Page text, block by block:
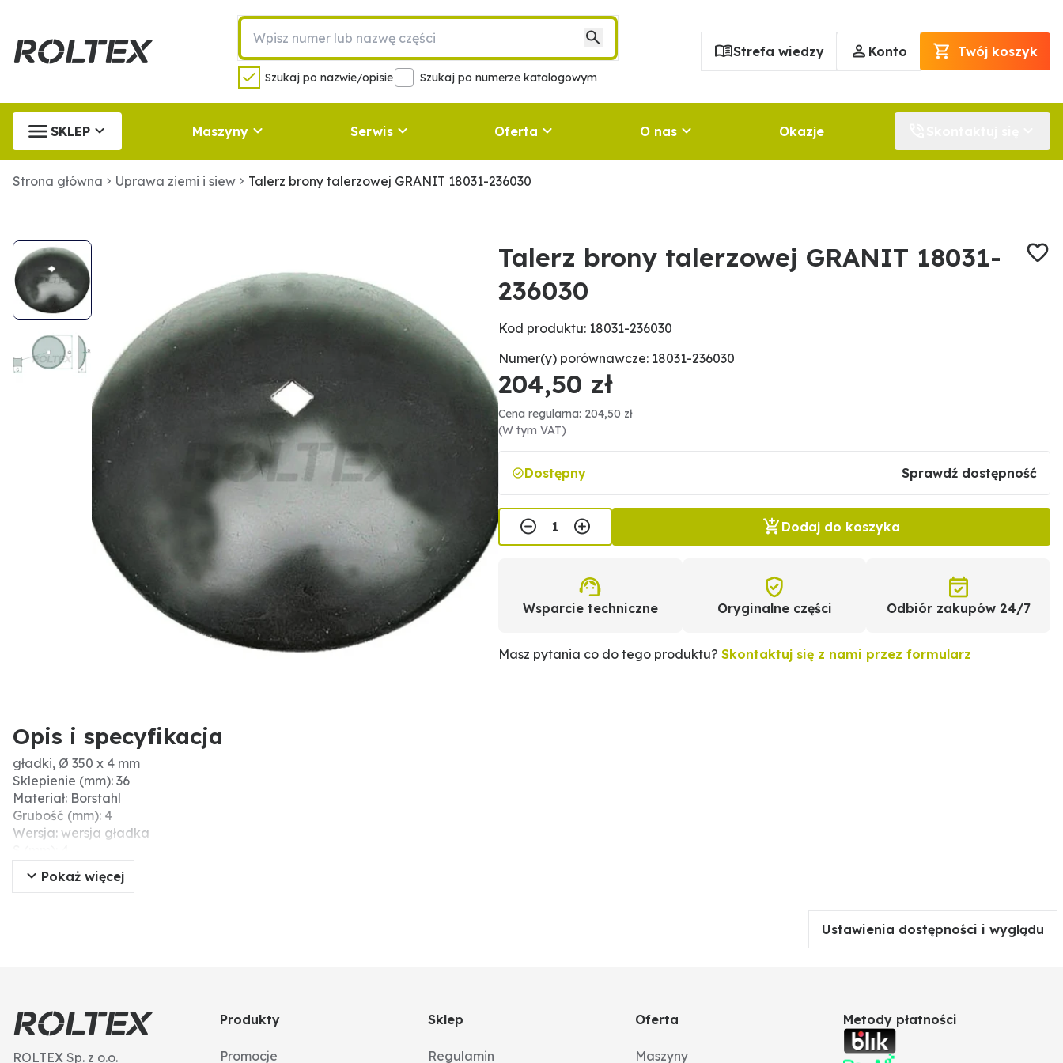
Szukaj po nazwie/opisie Szukaj po numerze katalogowym
Strefa wiedzy Konto Twój koszyk
SKLEP Maszyny Serwis Oferta O nas Okazje
Strona główna Uprawa ziemi i siew Talerz brony talerzowej GRANIT 18031-236030
Talerz brony talerzowej GRANIT 18031-
236030
Kod produktu: 18031-236030
Numer(y) porównawcze: 18031-236030
204,50 zł
Cena regularna: 204,50 zł
(W tym VAT)
Dostępny Sprawdź dostępność
Dodaj do koszyka
Wsparcie techniczne Oryginalne części Odbiór zakupów 24/7
Masz pytania co do tego produktu?Skontaktuj się z nami przez formularz
Opis i specyfikacja
gładki, Ø 350 x 4 mm
Sklepienie (mm): 36
Materiał: Borstahl
Grubość (mm): 4
Wersja: wersja gładka
D (mm): 350
F (mm): 36
C (mm): 31
Pokaż więcej
Ustawienia dostępności i wyglądu
ROLTEX Sp. z o.o.
Produkty
Promocje
Sklep
Regulamin
Oferta
Maszyny
Metody płatności